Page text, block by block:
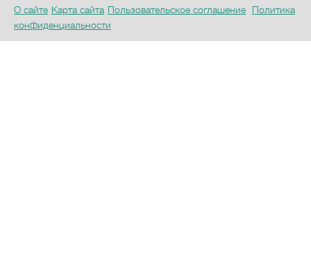
О сайте Карта сайта Пользовательское соглашение
Политика
конфиденциальности